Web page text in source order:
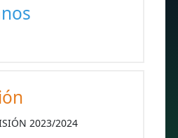
2023/2024